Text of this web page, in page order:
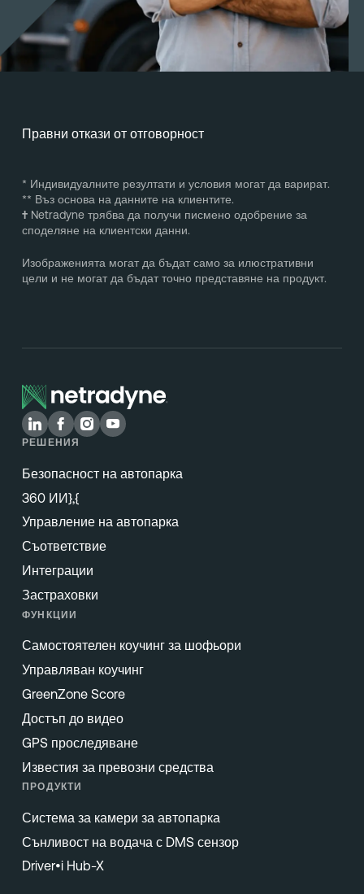
Правни откази от отговорност
* Индивидуалните резултати и условия могат да варират.
** Въз основа на данните на клиентите.
†Netradyne трябва да получи писмено одобрение за
споделяне на клиентски данни.
Изображенията могат да бъдат само за илюстративни
цели и не могат да бъдат точно представяне на продукт.
РЕШЕНИЯ
Безопасност на автопарка
360 ИИ},{
Управление на автопарка
Съответствие
Интеграции
Застраховки
ФУНКЦИИ
Самостоятелен коучинг за шофьори
Управляван коучинг
GreenZone Score
Достъп до видео
GPS проследяване
Известия за превозни средства
ПРОДУКТИ
Система за камери за автопарка
Сънливост на водача с DMS сензор
Driver•i Hub-X